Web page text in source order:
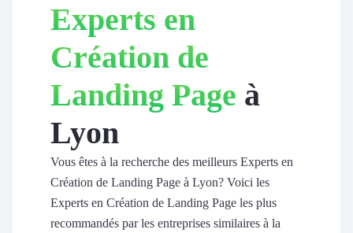
Vidéo de témoignage
Révéler le réseau
Vitrine & média
Suivi du ROI
Voir tous nos avis clients
Experts en
Création de
Landing Page à
Lyon
Vous êtes à la recherche des meilleurs Experts en
Création de Landing Page à Lyon? Voici les
Experts en Création de Landing Page les plus
recommandés par les entreprises similaires à la